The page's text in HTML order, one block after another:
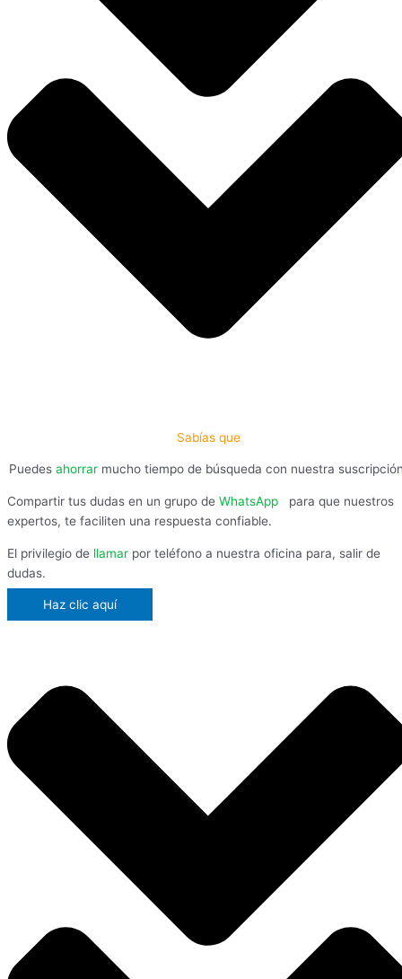
Sabías que
Puedes ahorrar mucho tiempo de búsqueda con nuestra
Compartir tus dudas en un grupo de WhatsApp
para que nuestros
expertos, te faciliten una respuesta confiable.
El privilegio de llamar por teléfono a nuestra oficina para, salir de
dudas.
Haz clic aquí